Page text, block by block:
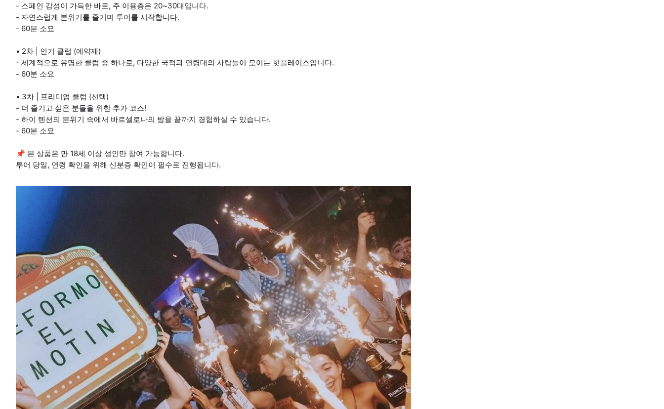
- 스페인 감성이 가득한 바로, 주 이용층은 20~30대입니다.
- 자연스럽게 분위기를 즐기며 투어를 시작합니다.
- 60분 소요
• 2차 | 인기 클럽 (예약제)
- 세계적으로 유명한 클럽 중 하나로, 다양한 국적과 연령대의 사람들이 모이는 핫플레이스입니다.
- 60분 소요
• 3차 | 프리미엄 클럽 (선택)
- 더 즐기고 싶은 분들을 위한 추가 코스!
- 하이 텐션의 분위기 속에서 바르셀로나의 밤을 끝까지 경험하실 수 있습니다.
- 60분 소요
📌 본 상품은 만 18세 이상 성인만 참여 가능합니다.
투어 당일, 연령 확인을 위해 신분증 확인이 필수로 진행됩니다.